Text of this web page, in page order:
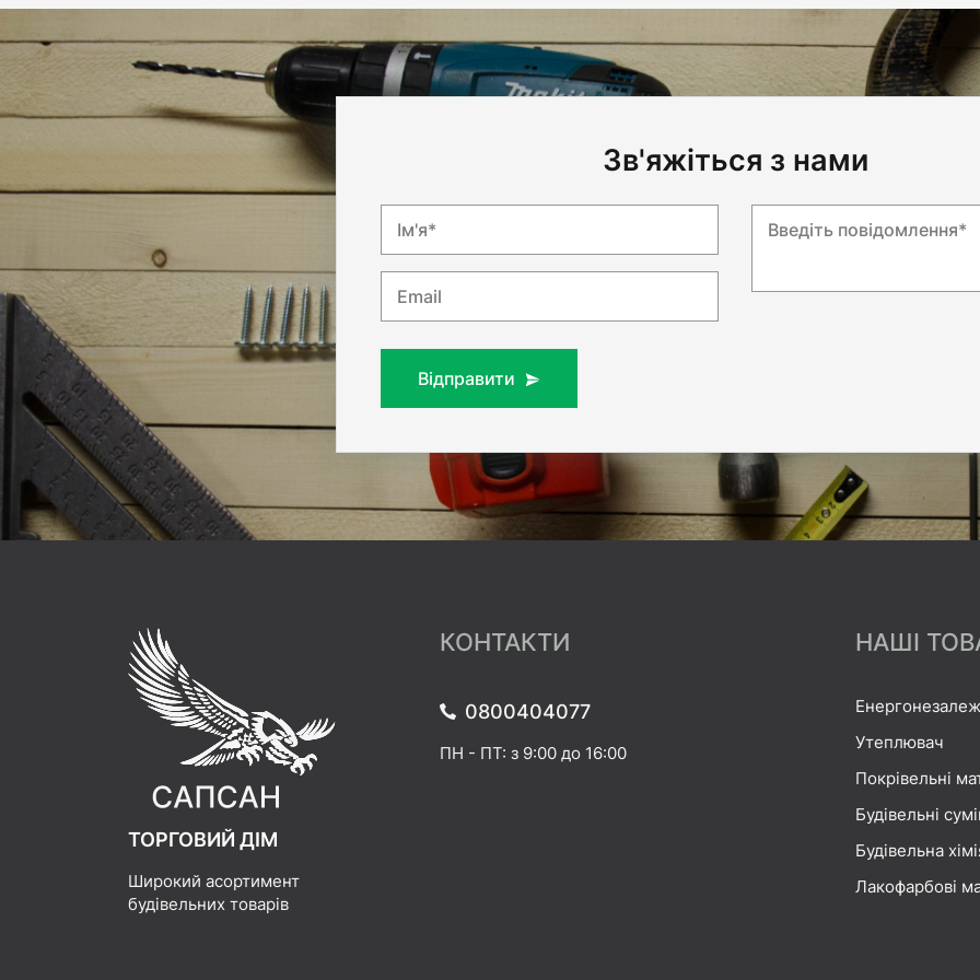
Зв'яжіться з нами
Ім'я*
Email
Введіть повідомлення*
Відправити
ТОРГОВИЙ ДІМ
Широкий асортимент
будівельних товарів
КОНТАКТИ
0800404077
ПН - ПТ: з 9:00 до 16:00
НАШІ
Утеплювач
Покрівельні
Будівельні
Будівельна
Лакофарбові